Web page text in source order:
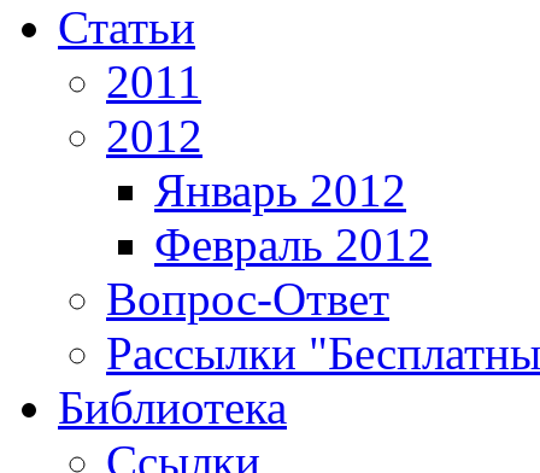
Статьи
2011
2012
Январь 2012
Февраль 2012
Вопрос-Ответ
Рассылки
Библиотека
Ссылки